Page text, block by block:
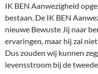
IK BEN Aanwezigheid
bestaan. De IK BEN
nieuwe Bewuste Jij naar
ervaringen, maar hij zal
Dus zouden wij kunnen
levensstroom bij de